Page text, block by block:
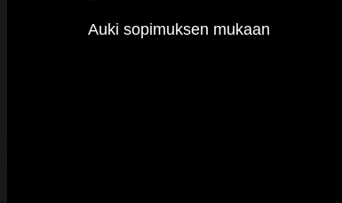
Auki sopimuksen mukaan